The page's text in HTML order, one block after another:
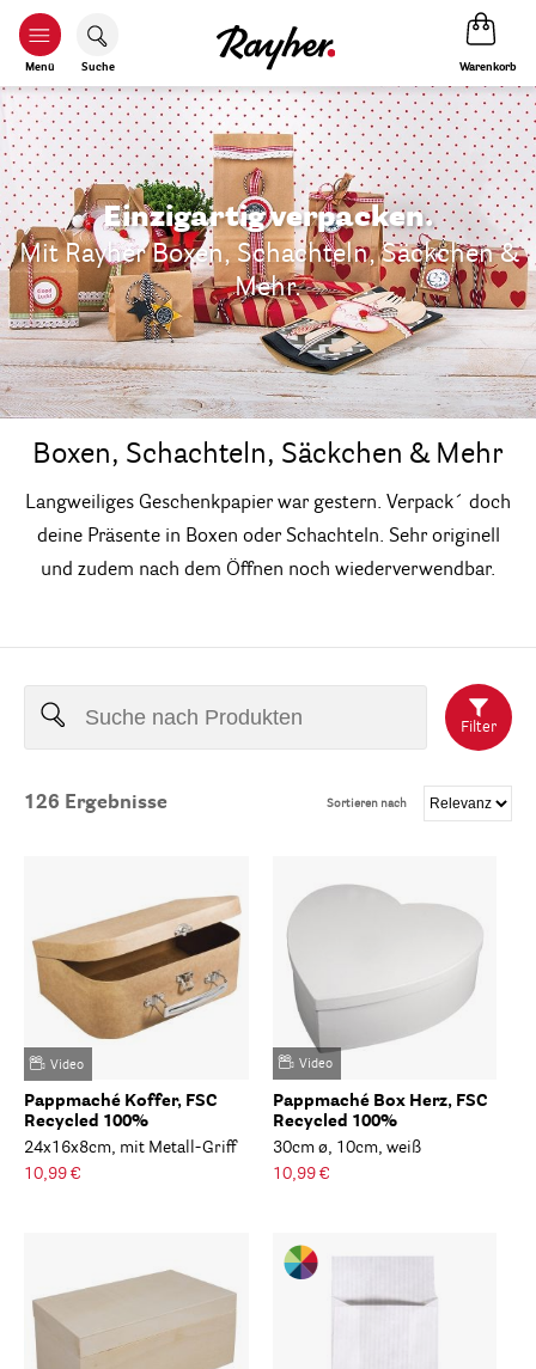
Menü Suche Warenkorb
Einzigartig verpacken.
Mit Rayher Boxen, Schachteln, Säckchen &
Mehr.
Boxen, Schachteln, Säckchen & Mehr
Langweiliges Geschenkpapier war gestern. Verpack´ doch
deine Präsente in Boxen oder Schachteln. Sehr originell
und zudem nach dem Öffnen noch wiederverwendbar.
Filter
126 Ergebnisse Sortieren nach
Video
Pappmaché Koffer, FSC
Recycled 100%
24x16x8cm, mit Metall-Griff
10,99 €
Video
Pappmaché Box Herz, FSC
Recycled 100%
30cm ø, 10cm, weiß
10,99 €